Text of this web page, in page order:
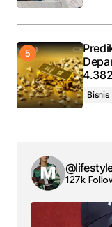
4.382
Bisnis
127k